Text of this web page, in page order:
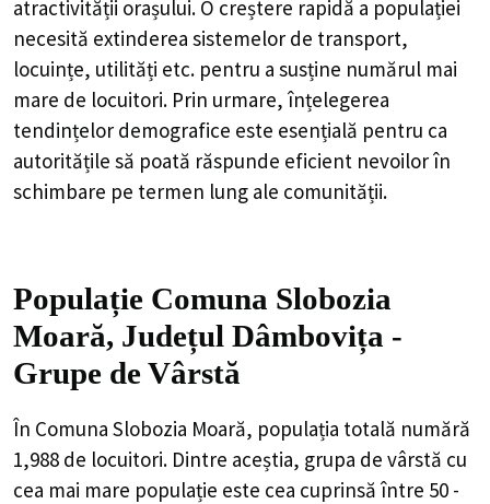
atractivității orașului. O creștere rapidă a populației
necesită extinderea sistemelor de transport,
locuințe, utilități etc. pentru a susține numărul mai
mare de locuitori. Prin urmare, înțelegerea
tendințelor demografice este esențială pentru ca
autoritățile să poată răspunde eficient nevoilor în
schimbare pe termen lung ale comunității.
Populație Comuna Slobozia
Moară, Județul Dâmbovița -
Grupe de Vârstă
În Comuna Slobozia Moară, populația totală numără
1,988 de locuitori. Dintre aceștia, grupa de vârstă cu
cea mai mare populație este cea cuprinsă între 50 -